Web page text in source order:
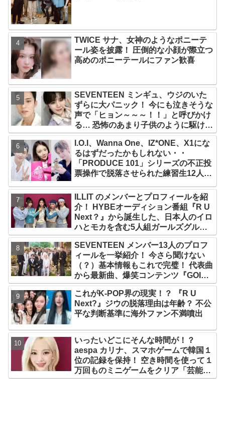
TWICE サナ、女神のようなポニーテ
ール姿を披露！ 圧倒的な小顔が際立つ
高めのポニーテールにファン歓喜
SEVENTEEN ミンギュ、ウジのいた
ずらに大パニック！ 今にも泣きそうな
声で「ヒョン～～～！！」と呼びかけ
る… 恐怖のあまり子供のように駆け出
す姿がかわいい
I.O.I、Wanna One、IZ*ONE、X1にな
るはずだったかもしれない・・
「PRODUCE 101」シリーズの不正投
票操作で脱落させられた練習生12人の
ILLIT のメンバーとプロフィールを紹
介！ HYBEオーディション番組『R U
Next？』から誕生した、日本人のイロ
ハとモカを含む5人組ガールズグルー
プ！ デビュー曲「Magnetic」がいき
なりの大ヒット
SEVENTEEN メンバー13人のプロフ
ィールを一挙紹介！ 今さら聞けない
（？）基本情報もこれで完璧！ 代表曲
から最新曲、爆笑コンテンツ『GOING
SEVENTEEN』まで・・VERY NICE
な魅力が満載
これがK-POP界の現実！？ 『R U
Next?』ジウの脱落理由は年齢？ 不公
平な判断基準に海外ファン不満噴出
いったいどこにそんな時間が！？
aespa カリナ、スマホゲームで韓国１
位の記録を保持！ 空き時間を使って１
万回ものミニゲームをクリア「芸能人
たちが時間がないと言っているのは全